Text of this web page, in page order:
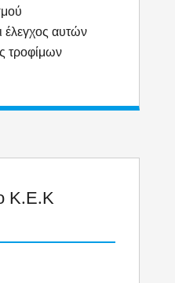
έλεγχος αυτών
τροφίμων
Κ.Ε.Κ